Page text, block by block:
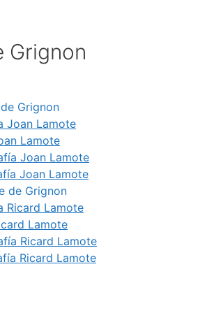
Grignon
Grignon
Joan Lamote
Lamote
Joan Lamote
Joan Lamote
de Grignon
Ricard Lamote
Lamote
Ricard Lamote
Ricard Lamote